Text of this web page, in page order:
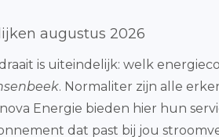
augustus 2026
is uiteindelijk: welk
. Normaliter zijn alle
Energie bieden hier hun
dat past bij jou